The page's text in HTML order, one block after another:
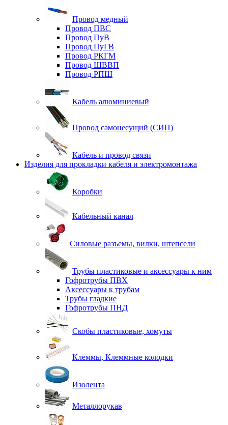
Провод медный
Провод ПВС
Провод ПуВ
Провод ПуГВ
Провод РКГМ
Провод ШВВП
Провод РПШ
Кабель алюминиевый
Провод самонесущий (СИП)
Кабель и провод связи
Изделия для прокладки кабеля и электромонтажа
Коробки
Кабельный канал
Силовые разъемы, вилки, штепсели
Трубы пластиковые и аксессуары к ним
Гофротрубы ПВХ
Аксессуары к трубам
Трубы гладкие
Гофротрубы ПНД
Скобы пластиковые, хомуты
Клеммы, Клеммные колодки
Изолента
Металлорукав